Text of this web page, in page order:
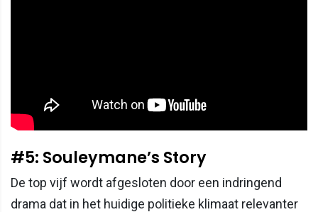
#5: Souleymane’s Story
De top vijf wordt afgesloten door een indringend
drama dat in het huidige politieke klimaat relevanter